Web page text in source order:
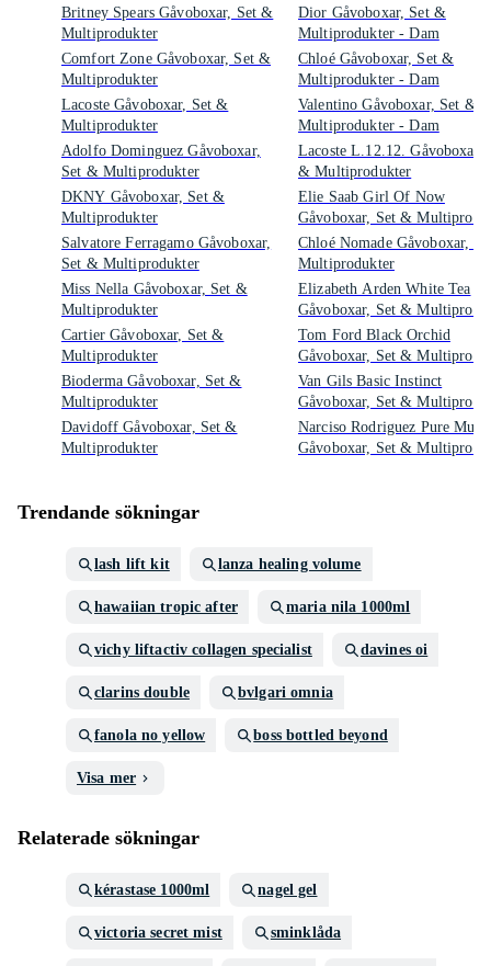
Britney Spears Gåvoboxar, Set &
Multiprodukter
Comfort Zone Gåvoboxar, Set &
Multiprodukter
Lacoste Gåvoboxar, Set &
Multiprodukter
Adolfo Dominguez Gåvoboxar,
Set & Multiprodukter
DKNY Gåvoboxar, Set &
Multiprodukter
Salvatore Ferragamo Gåvoboxar,
Set & Multiprodukter
Miss Nella Gåvoboxar, Set &
Multiprodukter
Cartier Gåvoboxar, Set &
Multiprodukter
Bioderma Gåvoboxar, Set &
Multiprodukter
Davidoff Gåvoboxar, Set &
Multiprodukter
Dior Gåvoboxar, Set &
Multiprodukter - Dam
Chloé Gåvoboxar, Set &
Multiprodukter - Dam
Valentino Gåvoboxar, Set &
Multiprodukter - Dam
Lacoste L.12.12. Gåvoboxar,
& Multiprodukter
Elie Saab Girl Of Now
Gåvoboxar, Set &
Chloé Nomade Gåvoboxar,
Multiprodukter
Elizabeth Arden White Tea
Gåvoboxar, Set &
Tom Ford Black Orchid
Gåvoboxar, Set &
Van Gils Basic Instinct
Gåvoboxar, Set &
Narciso Rodriguez Pure Musc
Gåvoboxar, Set &
Trendande sökningar
lash lift kit lanza healing volume
hawaiian tropic after maria nila 1000ml
vichy liftactiv collagen specialist davines oi
clarins double bvlgari omnia
fanola no yellow boss bottled beyond
Visa mer
Relaterade sökningar
kérastase 1000ml nagel gel
victoria secret mist sminklåda